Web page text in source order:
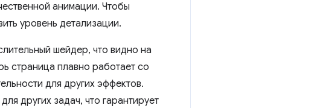
анимации. Чтобы
уровень детализации.
шейдер, что видно на
страница плавно работает со
для других эффектов.
других задач, что гарантирует